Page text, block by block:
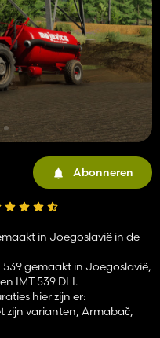
Abonneren
in Joegoslavië in de
gemaakt in Joegoslavië,
IMT 539 DLI.
hier zijn er:
zijn varianten, Armabač,